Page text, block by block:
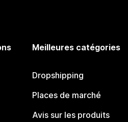
Meilleures catégories
Dropshipping
Places de marché
Avis sur les produits